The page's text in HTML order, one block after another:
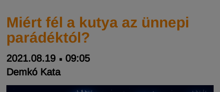
Miért fél a kutya az ünnepi
parádéktól?
2021.08.19
09:05
Demkó Kata